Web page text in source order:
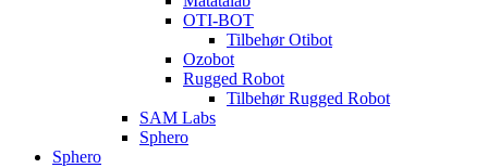
OTI-BOT
Tilbehør Otibot
Ozobot
Rugged Robot
Tilbehør Rugged Robot
SAM Labs
Sphero
Sphero